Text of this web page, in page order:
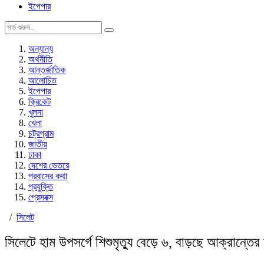
ইপেপার
অন্যান্য
অর্থনীতি
আন্তর্জাতিক
আলোচিত
ইপেপার
ক্রিকেট
খুলনা
খেলা
চট্রগ্রাম
জাতীয়
ঢাকা
দেশের ভেতরে
প্রবাসের কথা
প্রযুক্তি
প্রেসবক্স
/ সিলেট
সিলেটে হাম উপসর্গে শিশুমৃত্যু বেড়ে ৬, বাড়ছে আক্রান্তের